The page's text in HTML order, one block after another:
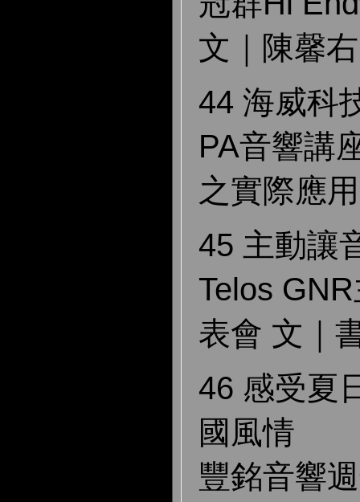
文｜陳馨右
44 海威科
PA音響講
之實際應
45 主動讓
Telos
表會 文｜
46 感受夏
國風情
豐銘音響